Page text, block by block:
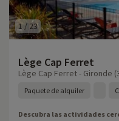
1 / 23
Lège Cap Ferret
Lège Cap Ferret - Gironde
Paquete de alquiler
Descubra las actividades